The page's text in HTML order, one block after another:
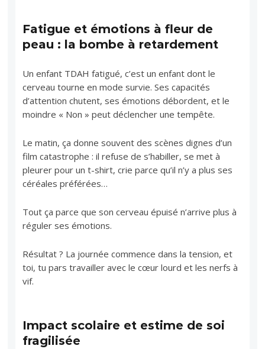
Fatigue et émotions à fleur de
peau : la bombe à retardement
Un enfant TDAH fatigué, c’est un enfant dont le
cerveau tourne en mode survie. Ses capacités
d’attention chutent, ses émotions débordent, et le
moindre « Non » peut déclencher une tempête.
Le matin, ça donne souvent des scènes dignes d’un
film catastrophe : il refuse de s’habiller, se met à
pleurer pour un t-shirt, crie parce qu’il n’y a plus ses
céréales préférées…
Tout ça parce que son cerveau épuisé n’arrive plus à
réguler ses émotions.
Résultat ? La journée commence dans la tension, et
toi, tu pars travailler avec le cœur lourd et les nerfs à
vif.
Impact scolaire et estime de soi
fragilisée